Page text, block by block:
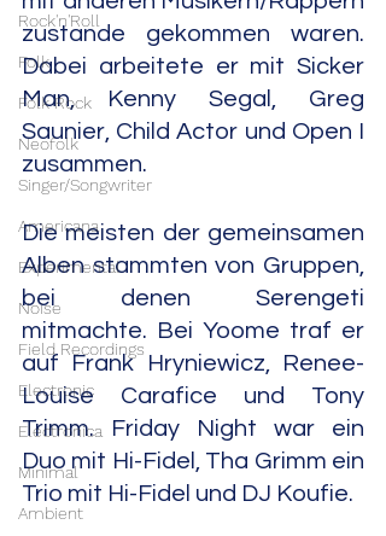
Rock'n'Roll
Folk
Folk Rock
Neofolk
Singer/Songwriter
Americana
Experimental
Noise
Field Recordings
Electronic
Electronica
Minimal
Ambient
zustande gekommen waren.
Dabei arbeitete er mit Sicker
Man, Kenny Segal, Greg
Saunier, Child Actor und Open I
zusammen.
Die meisten der gemeinsamen
Alben stammten von Gruppen,
bei denen Serengeti
mitmachte. Bei Yoome traf er
auf Frank Hryniewicz, Renee-
Louise Carafice und Tony
Trimm. Friday Night war ein
Duo mit Hi-Fidel, Tha Grimm ein
Trio mit Hi-Fidel und DJ Koufie.